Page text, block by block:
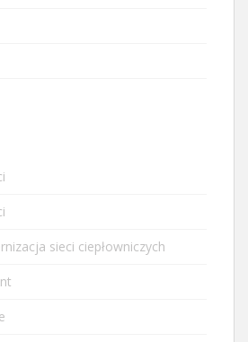
sieci ciepłowniczych